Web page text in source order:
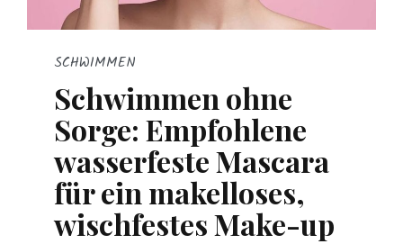
SCHWIMMEN
Schwimmen ohne
Sorge: Empfohlene
wasserfeste Mascara
für ein makelloses,
wischfestes Make-up